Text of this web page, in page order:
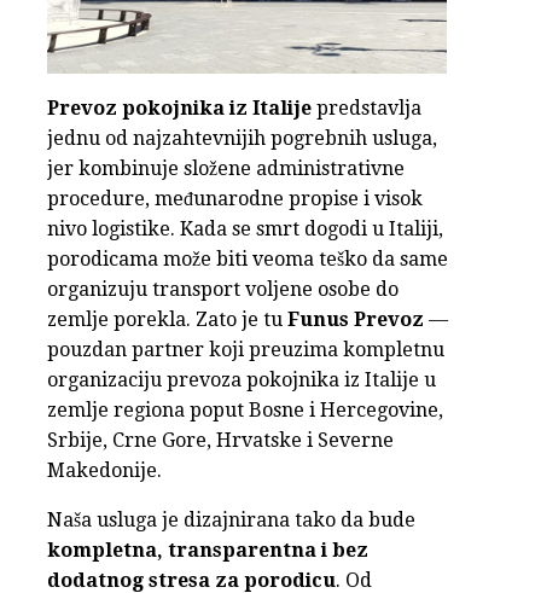
Prevoz pokojnika iz Italije predstavlja
jednu od najzahtevnijih pogrebnih usluga,
jer kombinuje složene administrativne
procedure, međunarodne propise i visok
nivo logistike. Kada se smrt dogodi u Italiji,
porodicama može biti veoma teško da same
organizuju transport voljene osobe do
zemlje porekla. Zato je tu Funus Prevoz —
pouzdan partner koji preuzima kompletnu
organizaciju prevoza pokojnika iz Italije u
zemlje regiona poput Bosne i Hercegovine,
Srbije, Crne Gore, Hrvatske i Severne
Makedonije.
Naša usluga je dizajnirana tako da bude
kompletna, transparentna i bez
dodatnog stresa za porodicu. Od